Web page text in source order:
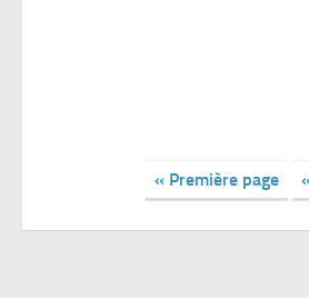
« Première page